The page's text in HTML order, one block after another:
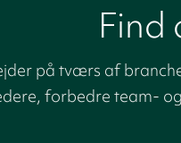
Find
på tværs af
forbedre team-